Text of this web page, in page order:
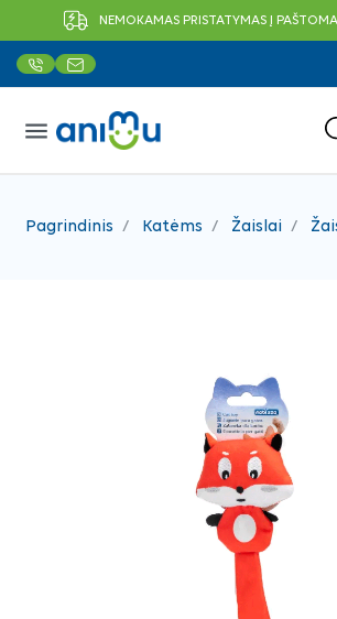
NEMOKAMAS PRISTATYMAS Į
menu
Pagrindinis Katėms Žaislai